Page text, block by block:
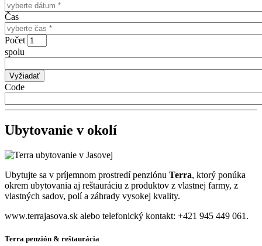
Čas
Počet
spolu
Code
Ubytovanie v okolí
Ubytujte sa v príjemnom prostredí penziónu Terra, ktorý ponúka
okrem ubytovania aj reštauráciu z produktov z vlastnej farmy, z
vlastných sadov, polí a záhrady vysokej kvality.
www.terrajasova.sk alebo telefonický kontakt: +421 945 449 061.
Terra penzión & reštaurácia